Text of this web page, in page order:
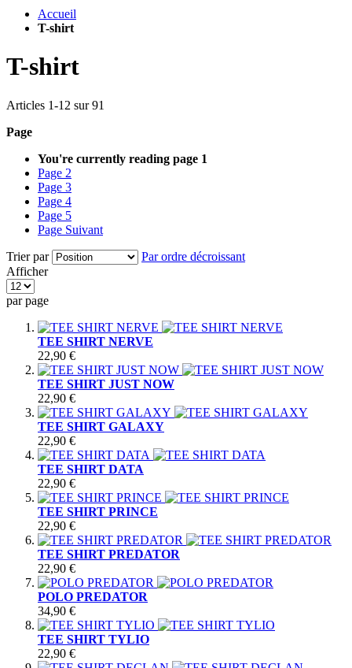
Accueil
T-shirt
T-shirt
Articles 1-12 sur91
Page
You're currently reading page 1
Page 2
Page 3
Page 4
Page 5
Page Suivant
Trier par
Par ordre décroissant
Afficher
par page
TEE SHIRT NERVE
22,90 €
TEE SHIRT JUST NOW
22,90 €
TEE SHIRT GALAXY
22,90 €
TEE SHIRT DATA
22,90 €
TEE SHIRT PRINCE
22,90 €
TEE SHIRT PREDATOR
22,90 €
POLO PREDATOR
34,90 €
TEE SHIRT TYLIO
22,90 €